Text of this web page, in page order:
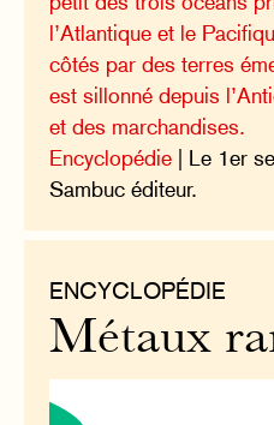
l’Atlantique et le
côtés par des terres
est sillonné depuis
et des marchandises.
Encyclopédie | Le 1er
Sambuc éditeur.
ENCYCLOPÉDIE
Métaux